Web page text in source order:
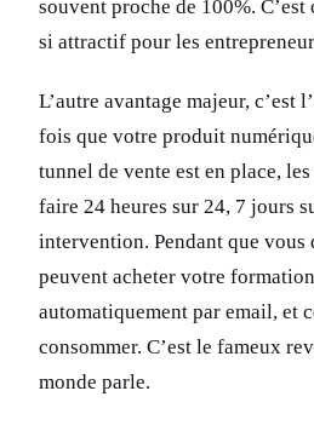
souvent proche de 100%.
si attractif pour les
L’autre avantage majeur, c’est
fois que votre produit
tunnel de vente est en place,
faire 24 heures sur 24, 7 jours
intervention. Pendant que vous
peuvent acheter votre
automatiquement par email, et
consommer. C’est le fameux
monde parle.